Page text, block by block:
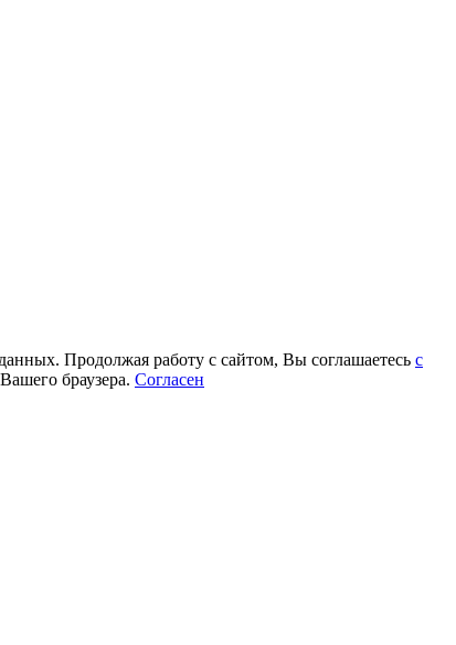
Продолжая работу с сайтом, Вы соглашаетесь с
браузера. Согласен